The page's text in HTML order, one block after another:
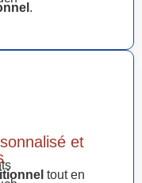
.
et
tout en